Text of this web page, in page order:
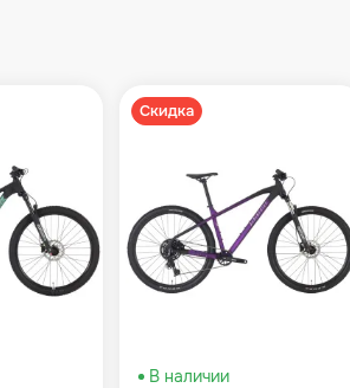
Скидка
В наличии